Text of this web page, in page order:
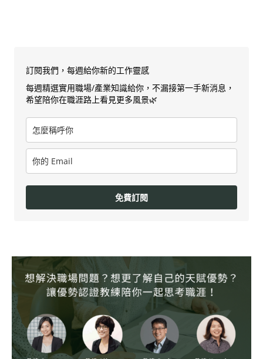
訂閱我們，每週給你新的工作靈感
每週精選實用職場/產業知識給你，不漏接第一手新消息，
希望陪你在職涯路上看見更多風景🌿
免費訂閱